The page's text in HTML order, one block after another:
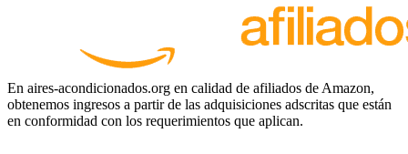
En aires-acondicionados.org en calidad de afiliados de Amazon,
obtenemos ingresos a partir de las adquisiciones adscritas que están
en conformidad con los requerimientos que aplican.